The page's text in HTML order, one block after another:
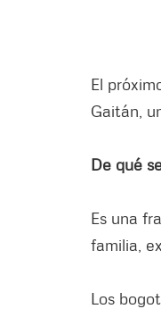
El
Gaitán,
De qué
Es una
familia,
Los